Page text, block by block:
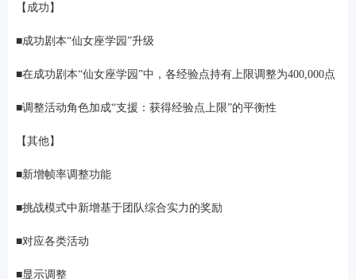
【成功】
■成功剧本“仙女座学园”升级
■在成功剧本“仙女座学园”中，各经验点持有上限调整为400,000点
■调整活动角色加成“支援：获得经验点上限”的平衡性
【其他】
■新增帧率调整功能
■挑战模式中新增基于团队综合实力的奖励
■对应各类活动
■显示调整